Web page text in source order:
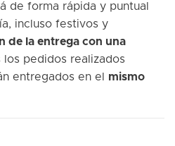
de forma rápida y puntual
incluso festivos y
de la entrega con una
los pedidos realizados
entregados en el mismo